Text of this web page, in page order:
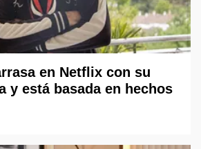
en Netflix con su
y está basada en hechos